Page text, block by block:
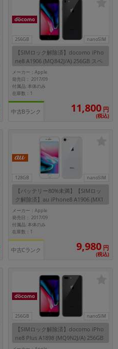
256GB nanoSIM
【SIMロック解除済】docomo iPho
ne8 A1906 (MQ842J/A) 256GB スペ
ースグレイ
メーカー：Apple
発売日： 2017/09
付属品: 本体のみ
在庫数：1
中古Bランク 11,800 円
(税込)
128GB nanoSIM
【バッテリー80%未満】【SIMロッ
ク解除済】au iPhone8 A1906 (MX1
E2J/A) 128GB シルバー
メーカー：Apple
発売日： 2017/09
付属品: 本体のみ
在庫数：1
中古Cランク 9,980 円
(税込)
256GB nanoSIM
【SIMロック解除済】docomo iPho
ne8 Plus A1898 (MQ9N2J/A) 256GB
スペースグレイ